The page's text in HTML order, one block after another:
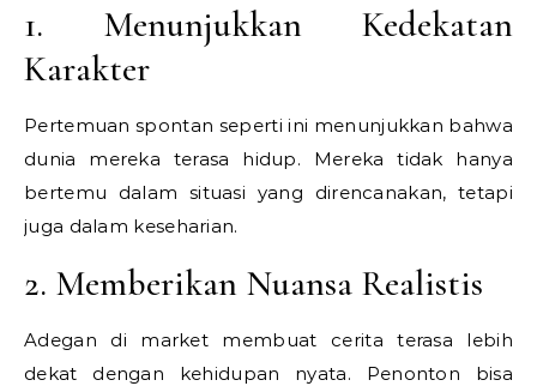
1. Menunjukkan Kedekatan
Karakter
Pertemuan spontan seperti ini menunjukkan bahwa
dunia mereka terasa hidup. Mereka tidak hanya
bertemu dalam situasi yang direncanakan, tetapi
juga dalam keseharian.
2. Memberikan Nuansa Realistis
Adegan di market membuat cerita terasa lebih
dekat dengan kehidupan nyata. Penonton bisa